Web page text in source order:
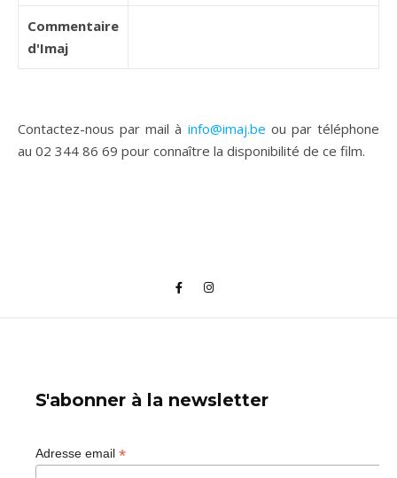
Commentaire
d'Imaj
Contactez-nous par mail à info@imaj.be ou par téléphone
au 02 344 86 69 pour connaître la disponibilité de ce film.
S'abonner à la newsletter
Adresse email *